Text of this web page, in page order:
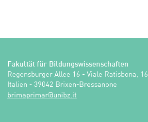
Fakultät für Bildungswissenschaften
Regensburger Allee 16 - Viale Ratisbona, 16
Italien - 39042 Brixen-Bressanone
ti.zbinu@ramirpamirb